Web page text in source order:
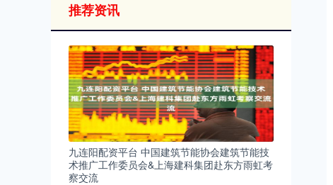
推荐资讯
九连阳配资平台 中国建筑节能协会建筑节能技
术推广工作委员会&上海建科集团赴东方雨虹考
察交流